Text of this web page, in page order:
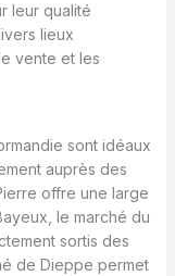
leur qualité
lieux
vente et les
sont idéaux
auprès des
offre une large
le marché du
sortis des
de Dieppe permet